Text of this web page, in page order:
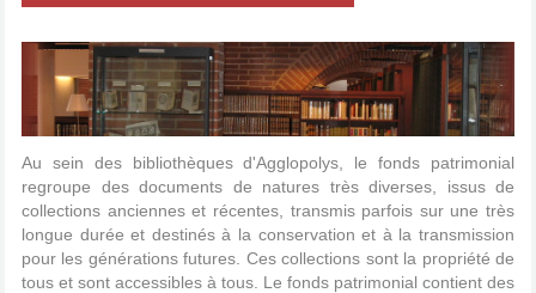
Au sein des bibliothèques d'Agglopolys, le fonds patrimonial
regroupe des documents de natures très diverses, issus de
collections anciennes et récentes, transmis parfois sur une très
longue durée et destinés à la conservation et à la transmission
pour les générations futures. Ces collections sont la propriété de
tous et sont accessibles à tous. Le fonds patrimonial contient des